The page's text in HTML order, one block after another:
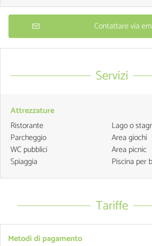
Contattare via
Servizi
Attrezzature
Ristorante
Parcheggio
WC pubblici
Spiaggia
Lago o
Area giochi
Area picnic
Piscina per
Tariffe
Metodi di pagamento